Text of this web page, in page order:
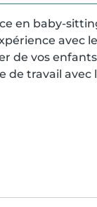
en baby-
avec
de vos
de travail avec